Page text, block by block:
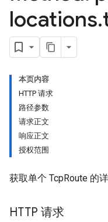
locations.
本页内容
HTTP 请求
路径参数
请求正文
响应正文
授权范围
获取单个 TcpRoute 的详
HTTP 请求